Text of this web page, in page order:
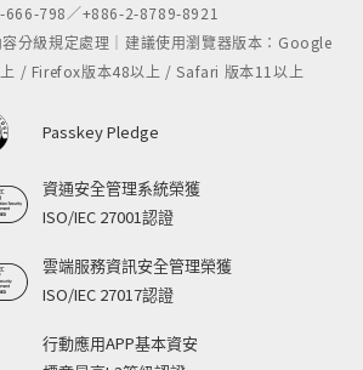
666-798／+886-2-8789-8921
分級規定處理｜建議使用瀏覽器版本：Google
/ Firefox版本48以上 / Safari 版本11以上
Passkey Pledge
資通安全管理系統榮獲
ISO/IEC 27001認證
雲端服務資訊安全管理榮獲
ISO/IEC 27017認證
行動應用APP基本資安